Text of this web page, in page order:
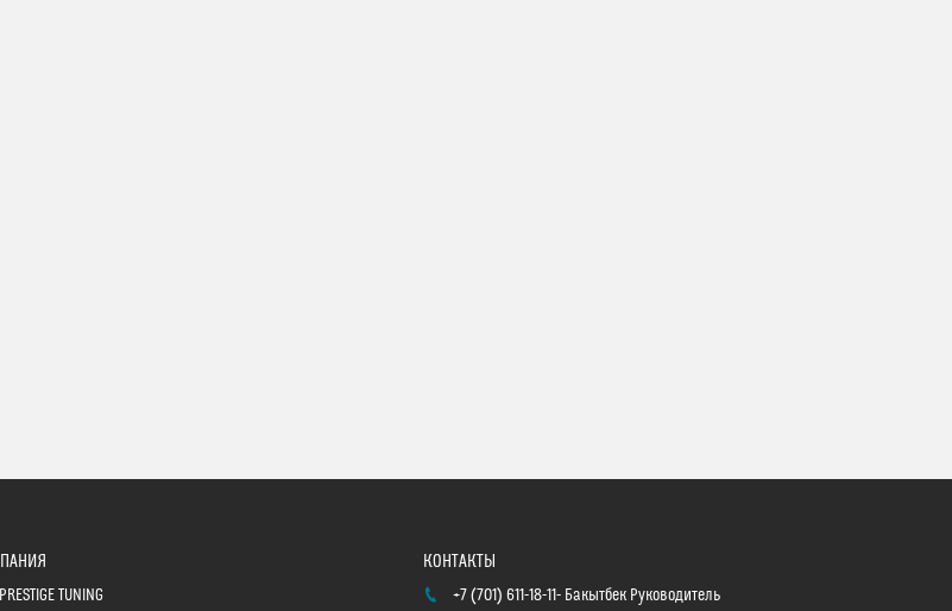
PRESTIGE TUNING +7 (701) 611-18-11 Бакытбек Руководитель